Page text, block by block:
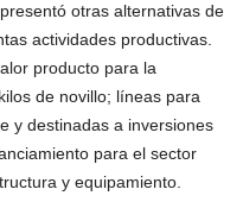
otras alternativas de
actividades productivas.
producto para la
de novillo; líneas para
y destinadas a inversiones
para el sector
y equipamiento.